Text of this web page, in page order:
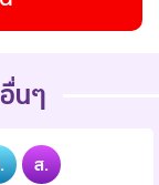
นๆ
ส.